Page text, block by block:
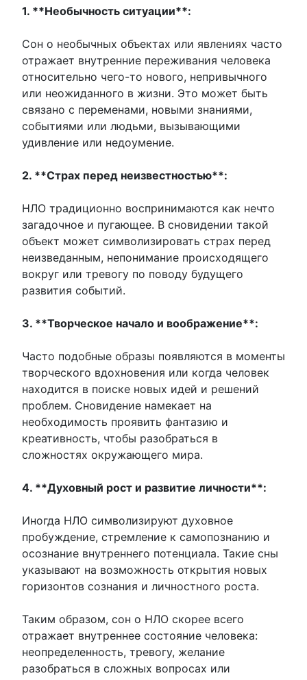
1. **Необычность ситуации**:
Сон о необычных объектах или явлениях часто
отражает внутренние переживания человека
относительно чего-то нового, непривычного
или неожиданного в жизни. Это может быть
связано с переменами, новыми знаниями,
событиями или людьми, вызывающими
удивление или недоумение.
2. **Страх перед неизвестностью**:
НЛО традиционно воспринимаются как нечто
загадочное и пугающее. В сновидении такой
объект может символизировать страх перед
неизведанным, непонимание происходящего
вокруг или тревогу по поводу будущего
развития событий.
3. **Творческое начало и воображение**:
Часто подобные образы появляются в моменты
творческого вдохновения или когда человек
находится в поиске новых идей и решений
проблем. Сновидение намекает на
необходимость проявить фантазию и
креативность, чтобы разобраться в
сложностях окружающего мира.
4. **Духовный рост и развитие личности**:
Иногда НЛО символизируют духовное
пробуждение, стремление к самопознанию и
осознание внутреннего потенциала. Такие сны
указывают на возможность открытия новых
горизонтов сознания и личностного роста.
Таким образом, сон о НЛО скорее всего
отражает внутреннее состояние человека:
неопределенность, тревогу, желание
разобраться в сложных вопросах или